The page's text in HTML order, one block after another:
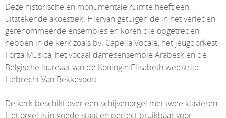
Deze historische en monumentale ruimte heeft een
uitstekende akoestiek. Hiervan getuigen de in het verleden
gerenommeerde ensembles en koren die opgetreden
hebben in de kerk zoals bv. Capella Vocale, het jeugdorkest
Forza Musica, het vocaal damesensemble Arabesk en de
Belgische laureaat van de Koningin Elisabeth wedstrijd
Liebrecht Van Bekkevoort.
De kerk beschikt over een schijvenorgel met twee klavieren.
Het orgel is in goede staat en perfect bruikbaar voor